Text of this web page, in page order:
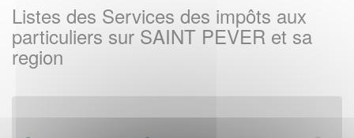
Listes des Services des impôts aux
particuliers sur SAINT PEVER et sa
region